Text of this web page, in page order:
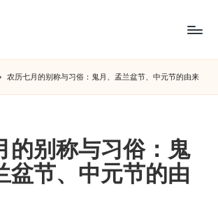
农历七月的别称与习俗：鬼月、孟兰盆节、中元节的由来
的别称与习俗：鬼
盆节、中元节的由